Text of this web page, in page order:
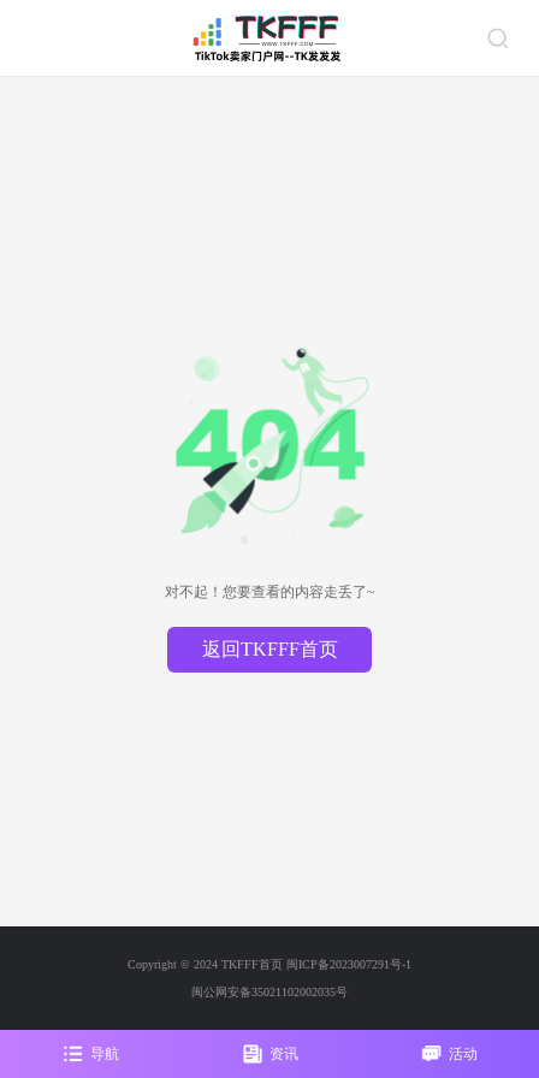
对不起！您要查看的内容走丢了~
返回TKFFF首页
Copyright © 2024 TKFFF首页 闽ICP备2023007291号-1
闽公网安备35021102002035号
导航 资讯 活动